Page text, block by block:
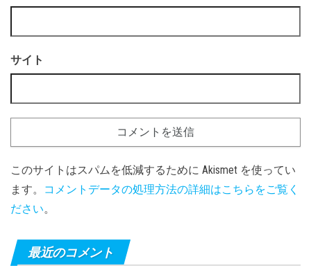
サイト
このサイトはスパムを低減するために Akismet を使ってい
ます。
コメントデータの処理方法の詳細はこちらをご覧く
ださい。
最近のコメント